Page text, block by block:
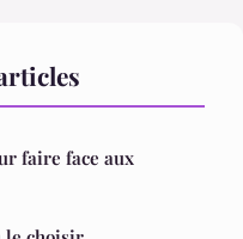
faire face aux